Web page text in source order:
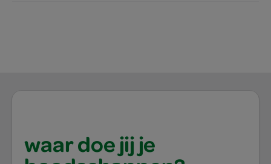
waar doe jij je